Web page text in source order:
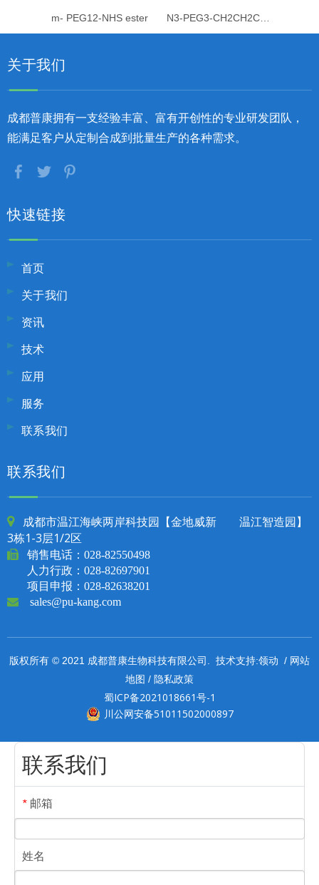
m- PEG12-NHS ester N3-PEG3-CH2CH2COOtBu
关于我们
成都普康拥有一支经验丰富、富有开创性的专业研发团队，
能满足客户从定制合成到批量生产的各种需求。
快速链接
首页
关于我们
资讯
技术
应用
服务
联系我们
联系我们

成都市温江海峡两岸科技园【金地威新 温江智造园】
3栋1-3层1/2区
 销售电话： 028-82550498
人力行政：028-82697901
项目申报：028-82638201
 sales@pu-kang.com
版权所有 © 2021 成都普康生物科技有限公司. 技术支持:领动 / 网站
地图 / 隐私政策
蜀ICP备2021018661号-1
川公网安备51011502000897
联系我们
* 邮箱
姓名